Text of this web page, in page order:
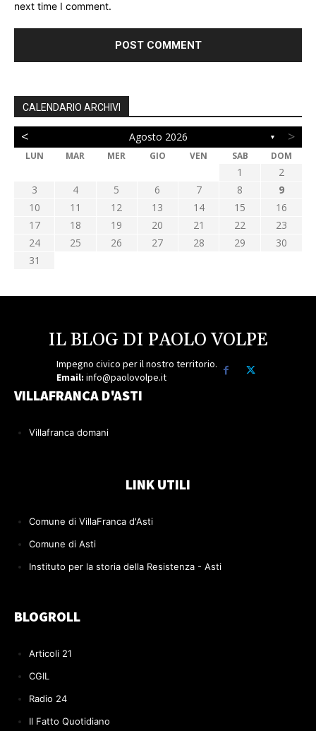
next time I comment.
CALENDARIO ARCHIVI
< Agosto 2026 ▼ >
LUN MAR MER GIO VEN SAB DOM
1
2
3
4 5 6 7 8
9
10
11 12 13 14 15
16
17
18 19 20 21 22
23
24
25 26 27 28 29
30
31
IL BLOG DI PAOLO VOLPE
Impegno civico per il nostro territorio.
Email: info@paolovolpe.it
VILLAFRANCA D'ASTI
Villafranca domani
LINK UTILI
Comune di VillaFranca d'Asti
Comune di Asti
Instituto per la storia della Resistenza - Asti
BLOGROLL
Articoli 21
CGIL
Radio 24
Il Fatto Quotidiano